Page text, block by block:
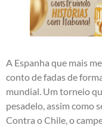
A Espanha que mais
conto de fadas de
mundial. Um torneio
pesadelo, assim como
Contra o Chile, o